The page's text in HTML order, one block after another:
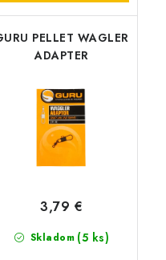
PELLET WAGLER
ADAPTER
Skladom (5 ks)
3,79 €